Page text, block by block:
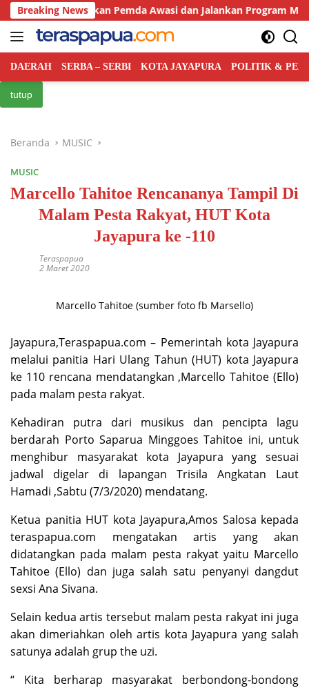
Langsung
ke
konten
Breaking News
Libatkan Pemda Awasi dan Jalankan Program MBG di
DAERAH SERBA – SERBI KOTA JAYAPURA POLITIK &
tutup
Beranda MUSIC
MUSIC
Marcello Tahitoe Rencananya Tampil Di
Malam Pesta Rakyat, HUT Kota
Jayapura ke -110
Teraspapua
2 Maret 2020
Marcello Tahitoe (sumber foto fb Marsello)
Jayapura,Teraspapua.com – Pemerintah kota Jayapura
melalui panitia Hari Ulang Tahun (HUT) kota Jayapura
ke 110 rencana mendatangkan ,Marcello Tahitoe (Ello)
pada malam pesta rakyat.
Kehadiran putra dari musikus dan pencipta lagu
berdarah Porto Saparua Minggoes Tahitoe ini, untuk
menghibur masyarakat kota Jayapura yang sesuai
jadwal digelar di lapangan Trisila Angkatan Laut
Hamadi ,Sabtu (7/3/2020) mendatang.
Ketua panitia HUT kota Jayapura,Amos Salosa kepada
teraspapua.com mengatakan artis yang akan
didatangkan pada malam pesta rakyat yaitu Marcello
Tahitoe (Ello) dan juga salah satu penyanyi dangdut
sexsi Ana Sivana.
Selain kedua artis tersebut malam pesta rakyat ini juga
akan dimeriahkan oleh artis kota Jayapura yang salah
satunya adalah grup the uzi.
“ Kita berharap masyarakat berbondong-bondong